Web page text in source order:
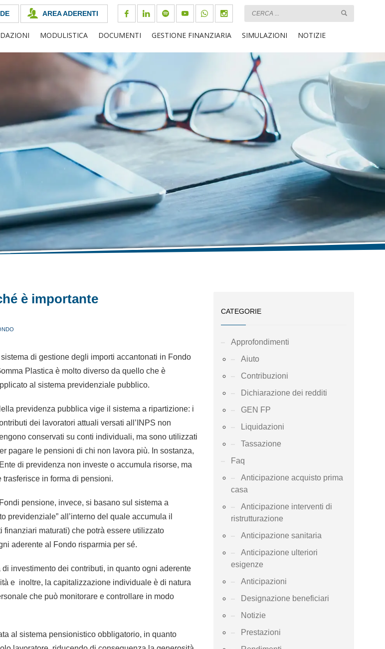
AREA ADERENTI
MODULISTICA DOCUMENTI GESTIONE FINANZIARIA SIMULAZIONI
NOTIZIE
è importante
sistema di gestione degli importi accantonati in Fondo
Plastica è molto diverso da quello che è
al sistema previdenziale pubblico.
previdenza pubblica vige il sistema a ripartizione: i
dei lavoratori attuali versati all’INPS non
conservati su conti individuali, ma sono utilizzati
pagare le pensioni di chi non lavora più. In sostanza,
di previdenza non investe o accumula risorse, ma
trasferisce in forma di pensioni.
Fondi pensione, invece, si basano sul sistema a
previdenziale” all’interno del quale accumula il
finanziari maturati) che potrà essere utilizzato
aderente al Fondo risparmia per sé.
investimento dei contributi, in quanto ogni aderente
e inoltre, la capitalizzazione individuale è di natura
che può monitorare e controllare in modo
al sistema pensionistico obbligatorio, in quanto
CATEGORIE
Approfondimenti
Aiuto
Contribuzioni
Dichiarazione dei redditi
GEN FP
Liquidazioni
Tassazione
Faq
Anticipazione acquisto prima
casa
Anticipazione interventi di
ristrutturazione
Anticipazione sanitaria
Anticipazione ulteriori
esigenze
Anticipazioni
Designazione beneficiari
Notizie
Prestazioni